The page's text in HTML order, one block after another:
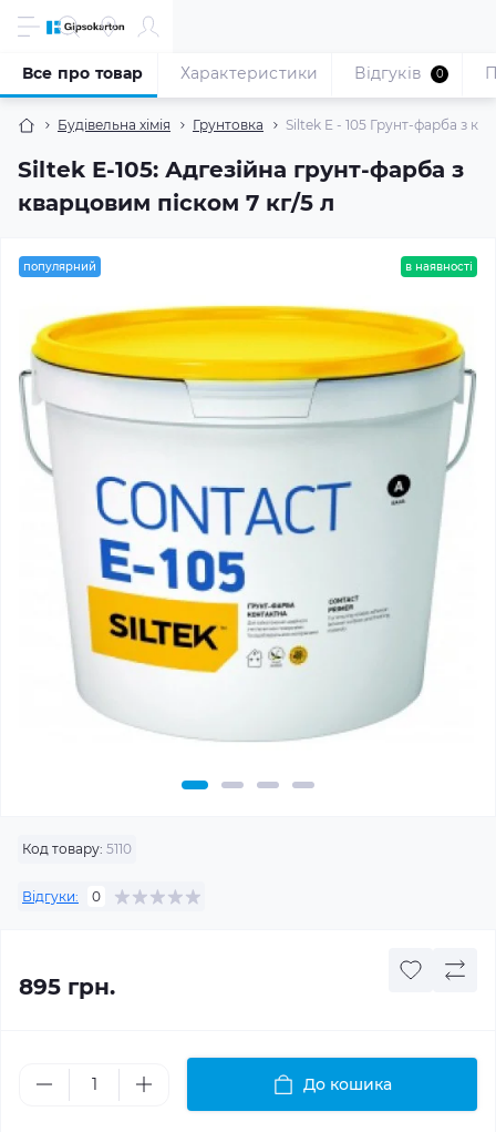
Будівельна хімія Грунтовка Siltek E - 105 Грунт-фарба з
Siltek E-105: Адгезійна грунт-фарба з
кварцовим піском 7 кг/5 л
Все про товар Характеристики Відгуків 0
популярний в наявності
Код товару: 5110
Відгуки: 0
895 грн.
До кошика